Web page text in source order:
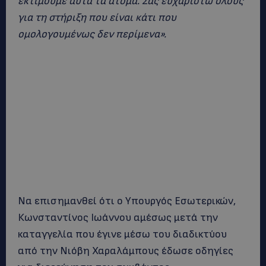
για τη στήριξη που είναι κάτι που
ομολογουμένως δεν περίμενα».
Να επισημανθεί ότι ο Υπουργός Εσωτερικών,
Κωνσταντίνος Ιωάννου αμέσως μετά την
καταγγελία που έγινε μέσω του διαδικτύου
από την Νιόβη Χαραλάμπους έδωσε οδηγίες